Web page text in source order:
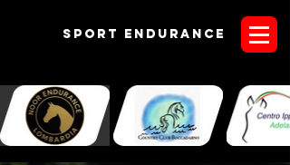
Sport endurANCE